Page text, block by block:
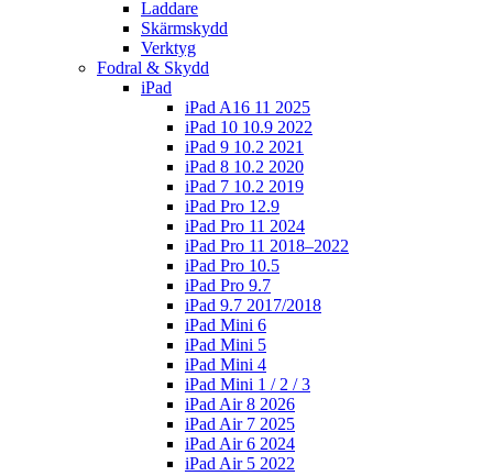
Laddare
Skärmskydd
Verktyg
Fodral & Skydd
iPad
iPad A16 11 2025
iPad 10 10.9 2022
iPad 9 10.2 2021
iPad 8 10.2 2020
iPad 7 10.2 2019
iPad Pro 12.9
iPad Pro 11 2024
iPad Pro 11 2018–2022
iPad Pro 10.5
iPad Pro 9.7
iPad 9.7 2017/2018
iPad Mini 6
iPad Mini 5
iPad Mini 4
iPad Mini 1 / 2 / 3
iPad Air 8 2026
iPad Air 7 2025
iPad Air 6 2024
iPad Air 5 2022